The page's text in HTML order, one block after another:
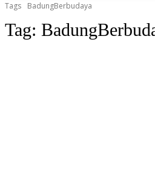
Tags BadungBerbudaya
Tag: